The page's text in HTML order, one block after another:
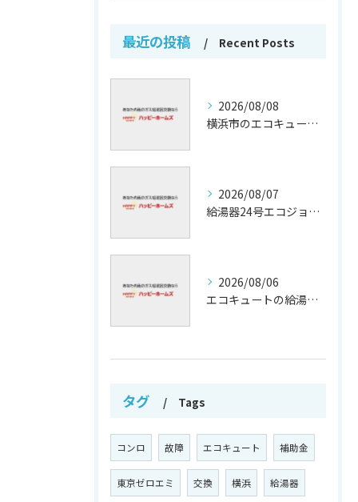
最近の投稿 Recent Posts
2026/08/08
横浜市のエコキュート補助金活用法
2026/08/07
給湯器24号エコジョーズの省エネ技術解説
2026/08/06
エコキュートの給湯効率と省エネ効果
タグ Tags
コンロ 故障 エコキュート 補助金
東京ゼロエミ 交換 横浜 給湯器